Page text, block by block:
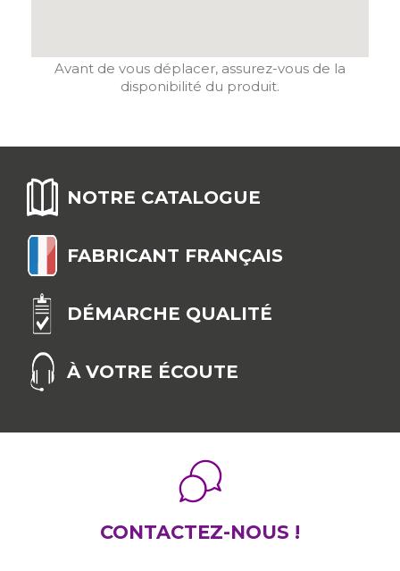
Avant de vous déplacer, assurez-vous de la
disponibilité du produit.
NOTRE CATALOGUE
FABRICANT FRANÇAIS
DÉMARCHE QUALITÉ
À VOTRE ÉCOUTE
CONTACTEZ-NOUS !